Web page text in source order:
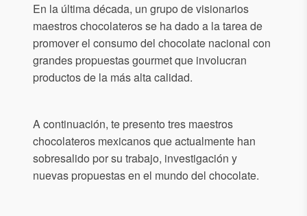
En la última década, un grupo de visionarios
maestros chocolateros se ha dado a la tarea de
promover el consumo del chocolate nacional con
grandes propuestas gourmet que involucran
productos de la más alta calidad.
A continuación, te presento tres maestros
chocolateros mexicanos que actualmente han
sobresalido por su trabajo, investigación y
nuevas propuestas en el mundo del chocolate.